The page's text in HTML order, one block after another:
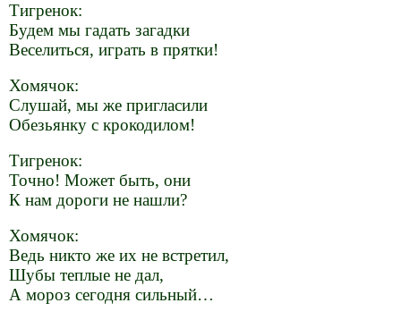
Тигренок:
Будем мы гадать загадки
Веселиться, играть в прятки!
Хомячок:
Слушай, мы же пригласили
Обезьянку с крокодилом!
Тигренок:
Точно! Может быть, они
К нам дороги не нашли?
Хомячок:
Ведь никто же их не встретил,
Шубы теплые не дал,
А мороз сегодня сильный…